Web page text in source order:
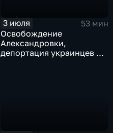
3 июля
53 мин
Освобождение
Александровки,
депортация украинцев из